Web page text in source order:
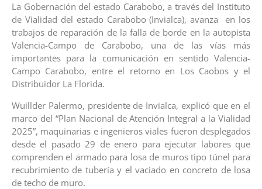
La Gobernación del estado Carabobo, a través del Instituto
de Vialidad del estado Carabobo (Invialca), avanza en los
trabajos de reparación de la falla de borde en la autopista
Valencia-Campo de Carabobo, una de las vías más
importantes para la comunicación en sentido Valencia-
Campo Carabobo, entre el retorno en Los Caobos y el
Distribuidor La Florida.
Wuillder Palermo, presidente de Invialca, explicó que en el
marco del “Plan Nacional de Atención Integral a la Vialidad
2025”, maquinarias e ingenieros viales fueron desplegados
desde el pasado 29 de enero para ejecutar labores que
comprenden el armado para losa de muros tipo túnel para
recubrimiento de tubería y el vaciado en concreto de losa
de techo de muro.